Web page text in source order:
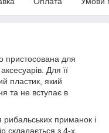
пристосована для
Для її
пластик, який
та не вступає в
рибальських приманок і
складається з 4-х